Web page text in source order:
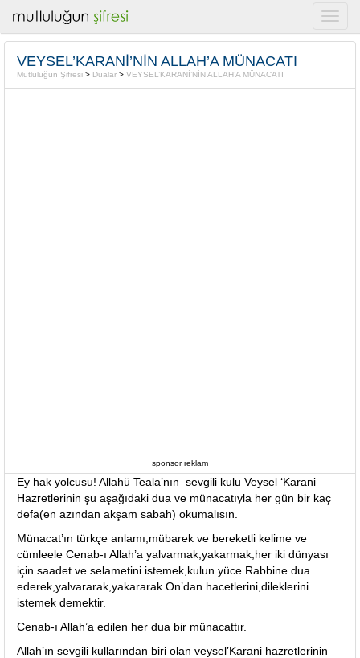
VEYSEL’KARANİ’NİN ALLAH’A MÜNACATI
Mutluluğun Şifresi > Dualar > VEYSEL’KARANİ’NİN ALLAH’A MÜNACATI
sponsor reklam
Ey hak yolcusu! Allahü Teala’nın sevgili kulu Veysel ‘Karani
Hazretlerinin şu aşağıdaki dua ve münacatıyla her gün bir kaç
defa(en azından akşam sabah) okumalısın.
Münacat’ın türkçe anlamı;mübarek ve bereketli kelime ve
cümleele Cenab-ı Allah’a yalvarmak,yakarmak,her iki dünyası
için saadet ve selametini istemek,kulun yüce Rabbine dua
ederek,yalvararak,yakararak On’dan hacetlerini,dileklerini
istemek demektir.
Cenab-ı Allah’a edilen her dua bir münacattır.
Allah’ın sevgili kullarından biri olan veysel’Karani hazretlerinin